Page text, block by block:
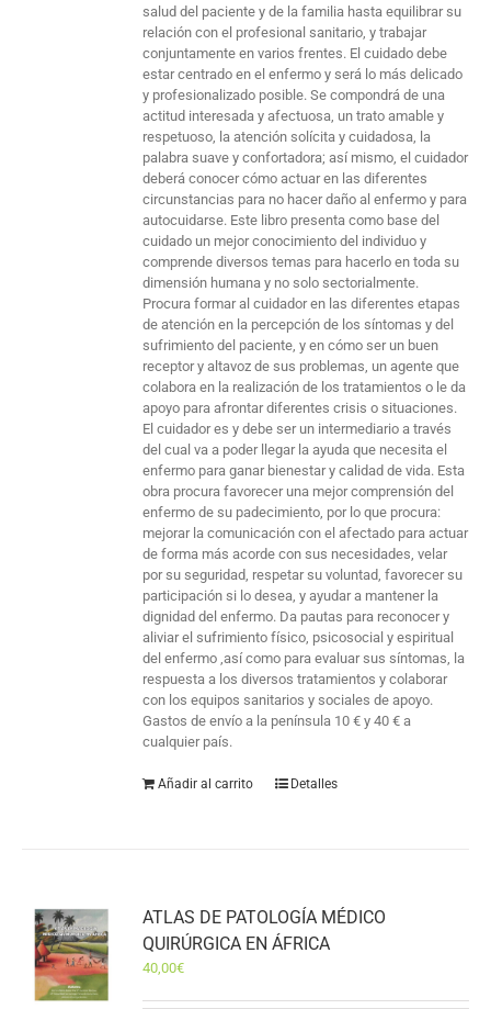
salud del paciente y de la familia hasta equilibrar su
relación con el profesional sanitario, y trabajar
conjuntamente en varios frentes. El cuidado debe
estar centrado en el enfermo y será lo más delicado
y profesionalizado posible. Se compondrá de una
actitud interesada y afectuosa, un trato amable y
respetuoso, la atención solícita y cuidadosa, la
palabra suave y confortadora; así mismo, el cuidador
deberá conocer cómo actuar en las diferentes
circunstancias para no hacer daño al enfermo y para
autocuidarse. Este libro presenta como base del
cuidado un mejor conocimiento del individuo y
comprende diversos temas para hacerlo en toda su
dimensión humana y no solo sectorialmente.
Procura formar al cuidador en las diferentes etapas
de atención en la percepción de los síntomas y del
sufrimiento del paciente, y en cómo ser un buen
receptor y altavoz de sus problemas, un agente que
colabora en la realización de los tratamientos o le da
apoyo para afrontar diferentes crisis o situaciones.
El cuidador es y debe ser un intermediario a través
del cual va a poder llegar la ayuda que necesita el
enfermo para ganar bienestar y calidad de vida. Esta
obra procura favorecer una mejor comprensión del
enfermo de su padecimiento, por lo que procura:
mejorar la comunicación con el afectado para actuar
de forma más acorde con sus necesidades, velar
por su seguridad, respetar su voluntad, favorecer su
participación si lo desea, y ayudar a mantener la
dignidad del enfermo. Da pautas para reconocer y
aliviar el sufrimiento físico, psicosocial y espiritual
del enfermo ,así como para evaluar sus síntomas, la
respuesta a los diversos tratamientos y colaborar
con los equipos sanitarios y sociales de apoyo.
Gastos de envío a la península 10 € y 40 € a
cualquier país.
Añadir al carrito Detalles
ATLAS DE PATOLOGÍA MÉDICO
QUIRÚRGICA EN ÁFRICA
40,00€